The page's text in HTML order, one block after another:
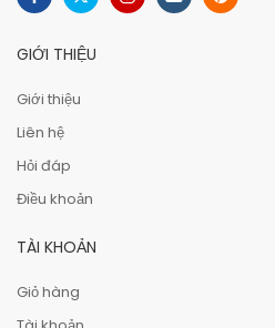
GIỚI THIỆU
Giới thiệu
Liên hệ
Hỏi đáp
Điều khoản
TÀI KHOẢN
Giỏ hàng